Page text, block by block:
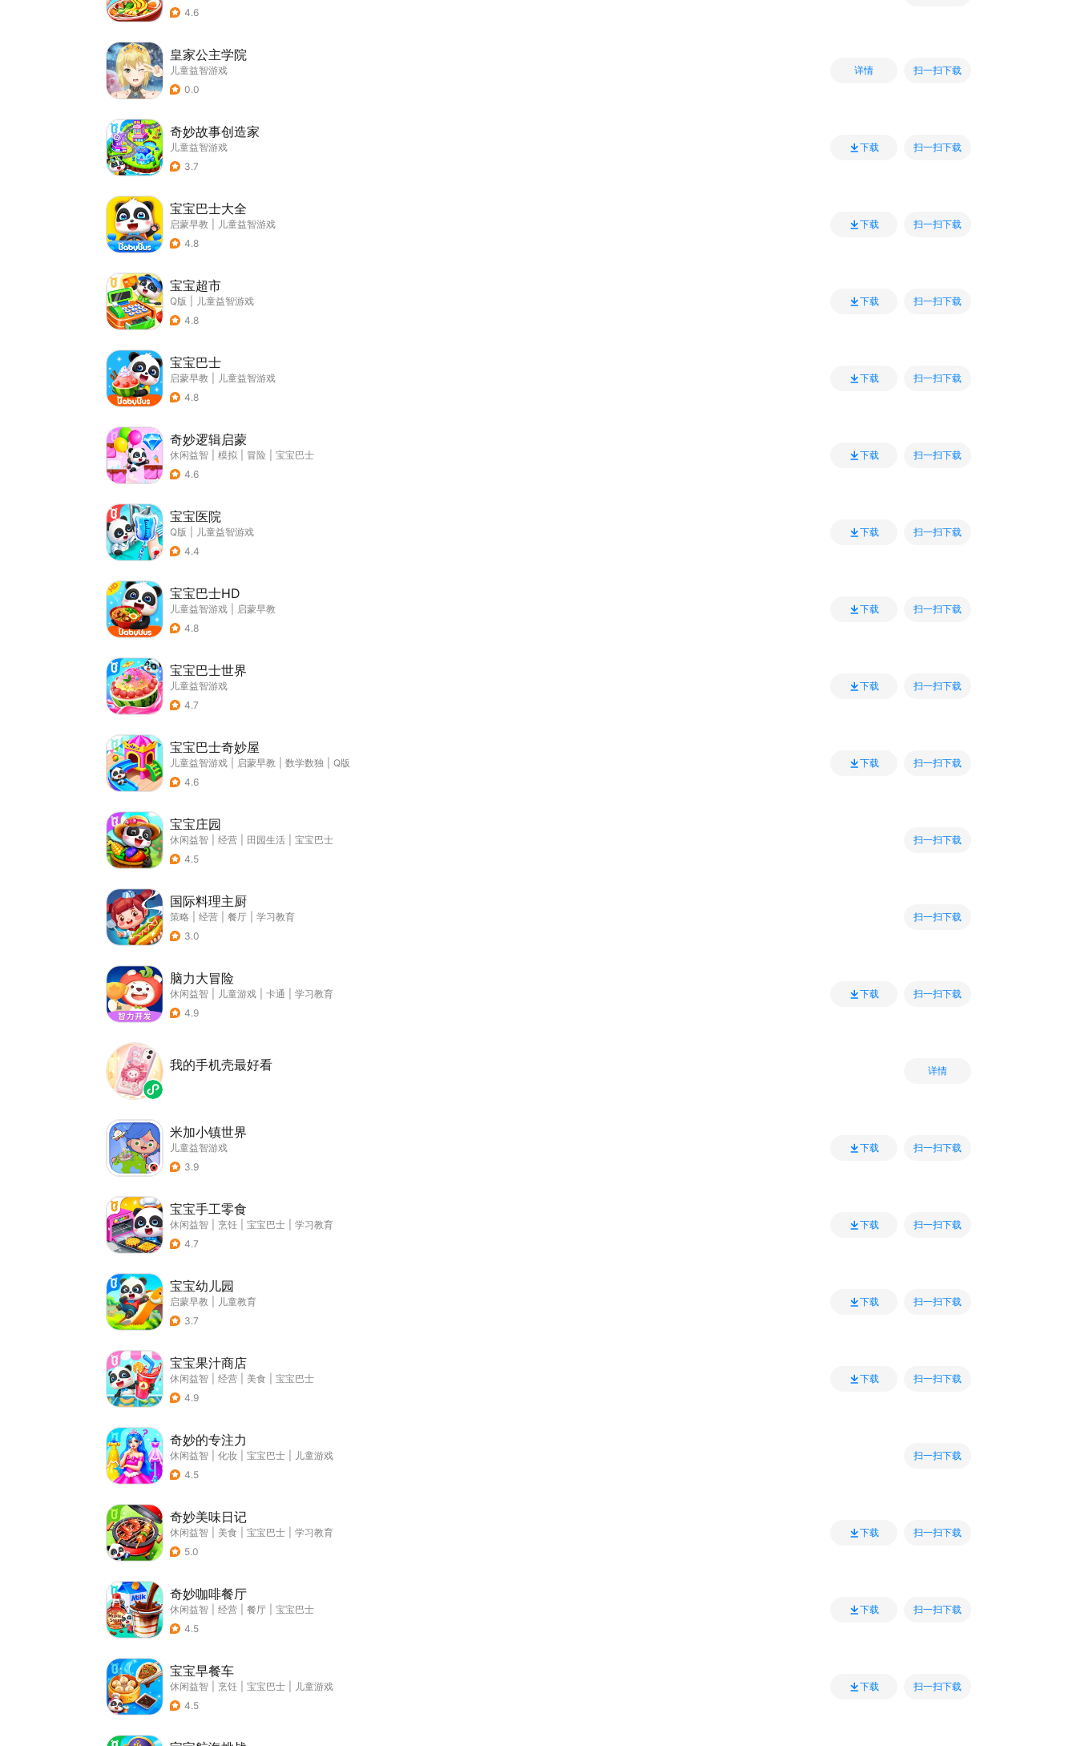
4.6
皇家公主学院
儿童益智游戏
0.0
详情 扫一扫下载
奇妙故事创造家
儿童益智游戏
3.7
下载 扫一扫下载
宝宝巴士大全
启蒙早教
儿童益智游戏
4.8
下载 扫一扫下载
宝宝超市
Q版
儿童益智游戏
4.8
下载 扫一扫下载
宝宝巴士
启蒙早教
儿童益智游戏
4.8
下载 扫一扫下载
奇妙逻辑启蒙
休闲益智 模拟 冒险
宝宝巴士
4.6
下载 扫一扫下载
宝宝医院
Q版
儿童益智游戏
4.4
下载 扫一扫下载
宝宝巴士HD
儿童益智游戏
启蒙早教
4.8
下载 扫一扫下载
宝宝巴士世界
儿童益智游戏
4.7
下载 扫一扫下载
宝宝巴士奇妙屋
儿童益智游戏 启蒙早教 数学数独
Q版
4.6
下载 扫一扫下载
宝宝庄园
休闲益智 经营 田园生活
宝宝巴士
4.5
扫一扫下载
国际料理主厨
策略 经营 餐厅
学习教育
3.0
扫一扫下载
脑力大冒险
休闲益智 儿童游戏 卡通
学习教育
4.9
下载 扫一扫下载
我的手机壳最好看 详情
米加小镇世界
儿童益智游戏
3.9
下载 扫一扫下载
宝宝手工零食
休闲益智 烹饪 宝宝巴士
学习教育
4.7
下载 扫一扫下载
宝宝幼儿园
启蒙早教
儿童教育
3.7
下载 扫一扫下载
宝宝果汁商店
休闲益智 经营 美食
宝宝巴士
4.9
下载 扫一扫下载
奇妙的专注力
休闲益智 化妆 宝宝巴士
儿童游戏
4.5
扫一扫下载
奇妙美味日记
休闲益智 美食 宝宝巴士
学习教育
5.0
下载 扫一扫下载
奇妙咖啡餐厅
休闲益智 经营 餐厅
宝宝巴士
4.5
下载 扫一扫下载
宝宝早餐车
休闲益智 烹饪 宝宝巴士
儿童游戏
4.5
下载 扫一扫下载